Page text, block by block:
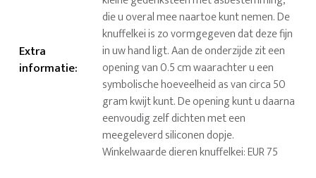
Extra
informatie:
die u overal mee naartoe kunt nemen. De
knuffelkei is zo vormgegeven dat deze fijn
in uw hand ligt. Aan de onderzijde zit een
opening van 0.5 cm waarachter u een
symbolische hoeveelheid as van circa 50
gram kwijt kunt. De opening kunt u daarna
eenvoudig zelf dichten met een
meegeleverd siliconen dopje.
Winkelwaarde dieren knuffelkei: EUR 75